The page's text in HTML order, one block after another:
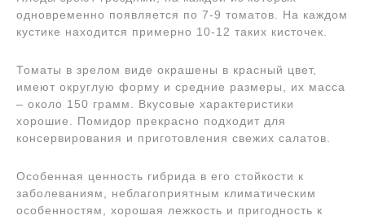
одновременно появляется по 7-9 томатов. На каждом
кустике находится примерно 10-12 таких кисточек.
Томаты в зрелом виде окрашены в красный цвет,
имеют округлую форму и средние размеры, их масса
– около 150 грамм. Вкусовые характеристики
хорошие. Помидор прекрасно подходит для
консервирования и приготовления свежих салатов.
Особенная ценность гибрида в его стойкости к
заболеваниям, неблагоприятным климатическим
особенностям, хорошая лежкость и пригодность к